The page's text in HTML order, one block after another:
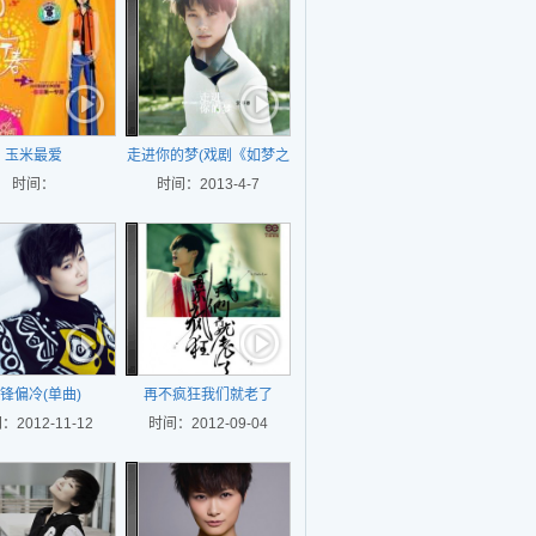
玉米最爱
时间：
走进你的梦(戏剧《如梦之
梦》主题曲)
时间：2013-4-7
偏冷(单曲)
2012-11-12
再不疯狂我们就老了
时间：2012-09-04